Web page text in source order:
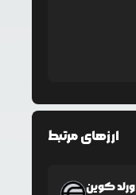
ارزهای مرتبط
ورلد کوین